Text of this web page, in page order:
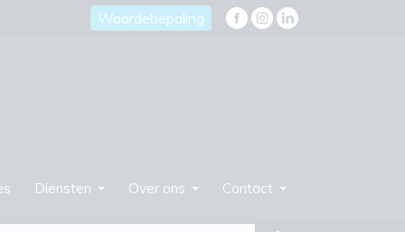
Waardebepaling
Diensten Over ons Contact